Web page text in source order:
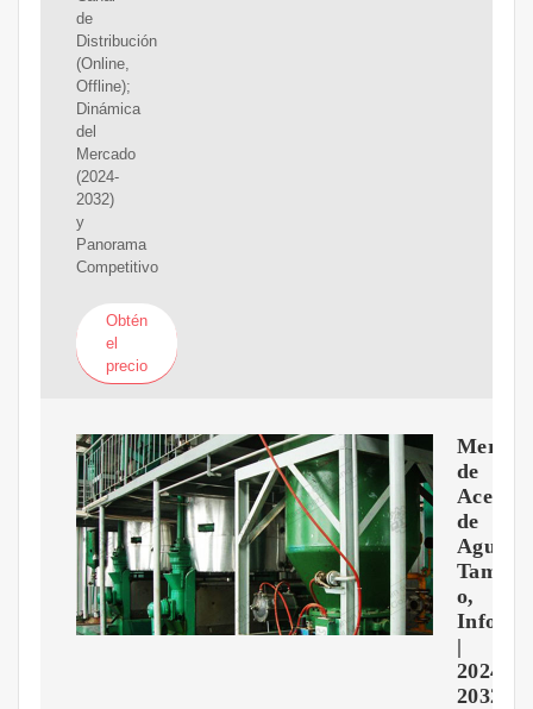
de
Distribución
(Online,
Offline);
Dinámica
del
Mercado
(2024-
2032)
y
Panorama
Competitivo
Obtén
el
precio
de
Aceite
de
Tama?
o,
|
2024-
2032